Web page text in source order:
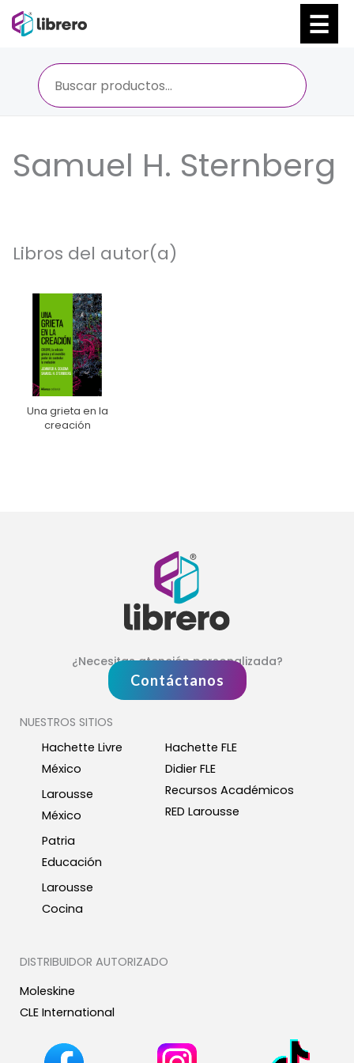
Samuel H. Sternberg
Libros del autor(a)
Una grieta en la
creación
¿Necesitas atención personalizada?
Contáctanos
NUESTROS SITIOS
Hachette Livre
México
Larousse
México
Patria
Educación
Larousse
Cocina
Hachette FLE
Didier FLE
Recursos Académicos
RED Larousse
DISTRIBUIDOR AUTORIZADO
Moleskine
CLE International